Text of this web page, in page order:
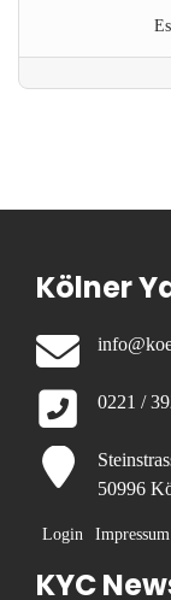
Kölner
0221 /
50996
Login Impressum
KYC